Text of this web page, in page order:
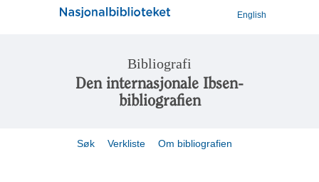
English
Bibliografi
Den internasjonale Ibsen-
bibliografien
Søk Verkliste Om bibliografien